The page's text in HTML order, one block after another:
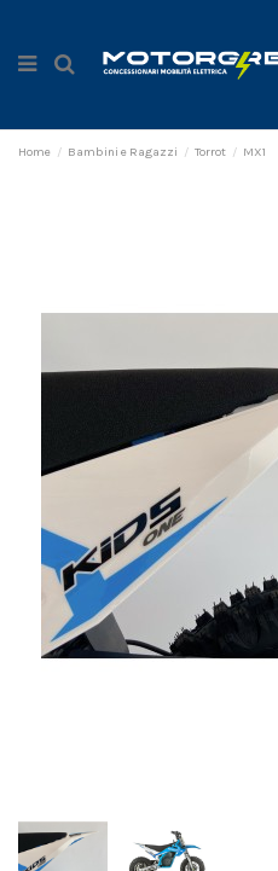
Home Bambini e Ragazzi Torrot MX1